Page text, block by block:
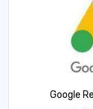
Google